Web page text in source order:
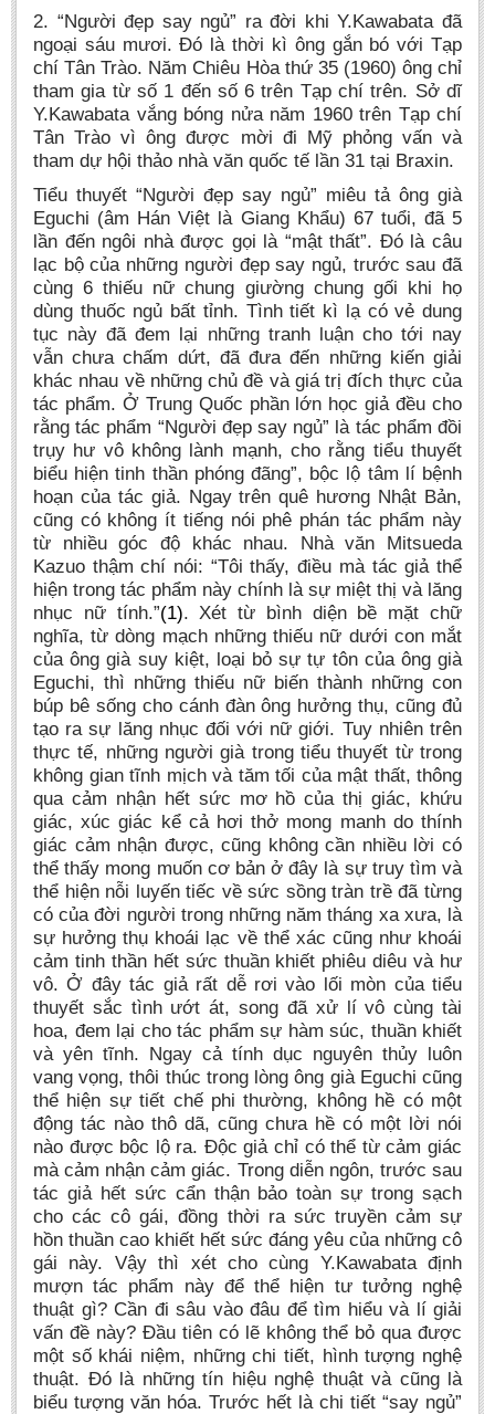
2. “Người đẹp say ngủ” ra đời khi Y.Kawabata đã
ngoại sáu mươi. Đó là thời kì ông gắn bó với Tạp
chí Tân Trào. Năm Chiêu Hòa thứ 35 (1960) ông chỉ
tham gia từ số 1 đến số 6 trên Tạp chí trên. Sở dĩ
Y.Kawabata vắng bóng nửa năm 1960 trên Tạp chí
Tân Trào vì ông được mời đi Mỹ phỏng vấn và
tham dự hội thảo nhà văn quốc tế lần 31 tại Braxin.
Tiểu thuyết “Người đẹp say ngủ” miêu tả ông già
Eguchi (âm Hán Việt là Giang Khẩu) 67 tuổi, đã 5
lần đến ngôi nhà được gọi là “mật thất”. Đó là câu
lạc bộ của những người đẹp say ngủ, trước sau đã
cùng 6 thiếu nữ chung giường chung gối khi họ
dùng thuốc ngủ bất tỉnh. Tình tiết kì lạ có vẻ dung
tục này đã đem lại những tranh luận cho tới nay
vẫn chưa chấm dứt, đã đưa đến những kiến giải
khác nhau về những chủ đề và giá trị đích thực của
tác phẩm. Ở Trung Quốc phần lớn học giả đều cho
rằng tác phẩm “Người đẹp say ngủ” là tác phẩm đồi
trụy hư vô không lành mạnh, cho rằng tiểu thuyết
biểu hiện tinh thần phóng đãng”, bộc lộ tâm lí bệnh
hoạn của tác giả. Ngay trên quê hương Nhật Bản,
cũng có không ít tiếng nói phê phán tác phẩm này
từ nhiều góc độ khác nhau. Nhà văn Mitsueda
Kazuo thậm chí nói: “Tôi thấy, điều mà tác giả thể
hiện trong tác phẩm này chính là sự miệt thị và lăng
nhục nữ tính.”(1). Xét từ bình diện bề mặt chữ
nghĩa, từ dòng mạch những thiếu nữ dưới con mắt
của ông già suy kiệt, loại bỏ sự tự tôn của ông già
Eguchi, thì những thiếu nữ biến thành những con
búp bê sống cho cánh đàn ông hưởng thụ, cũng đủ
tạo ra sự lăng nhục đối với nữ giới. Tuy nhiên trên
thực tế, những người già trong tiểu thuyết từ trong
không gian tĩnh mịch và tăm tối của mật thất, thông
qua cảm nhận hết sức mơ hồ của thị giác, khứu
giác, xúc giác kể cả hơi thở mong manh do thính
giác cảm nhận được, cũng không cần nhiều lời có
thể thấy mong muốn cơ bản ở đây là sự truy tìm và
thể hiện nỗi luyến tiếc về sức sồng tràn trề đã từng
có của đời người trong những năm tháng xa xưa, là
sự hưởng thụ khoái lạc về thể xác cũng như khoái
cảm tinh thần hết sức thuần khiết phiêu diêu và hư
vô. Ở đây tác giả rất dễ rơi vào lối mòn của tiểu
thuyết sắc tình ướt át, song đã xử lí vô cùng tài
hoa, đem lại cho tác phẩm sự hàm súc, thuần khiết
và yên tĩnh. Ngay cả tính dục nguyên thủy luôn
vang vọng, thôi thúc trong lòng ông già Eguchi cũng
thể hiện sự tiết chế phi thường, không hề có một
động tác nào thô dã, cũng chưa hề có một lời nói
nào được bộc lộ ra. Độc giả chỉ có thể từ cảm giác
mà cảm nhận cảm giác. Trong diễn ngôn, trước sau
tác giả hết sức cẩn thận bảo toàn sự trong sạch
cho các cô gái, đồng thời ra sức truyền cảm sự
hồn thuần cao khiết hết sức đáng yêu của những cô
gái này. Vậy thì xét cho cùng Y.Kawabata định
mượn tác phẩm này để thể hiện tư tưởng nghệ
thuật gì? Cần đi sâu vào đâu để tìm hiểu và lí giải
vấn đề này? Đầu tiên có lẽ không thể bỏ qua được
một số khái niệm, những chi tiết, hình tượng nghệ
thuật. Đó là những tín hiệu nghệ thuật và cũng là
biểu tượng văn hóa. Trước hết là chi tiết “say ngủ”